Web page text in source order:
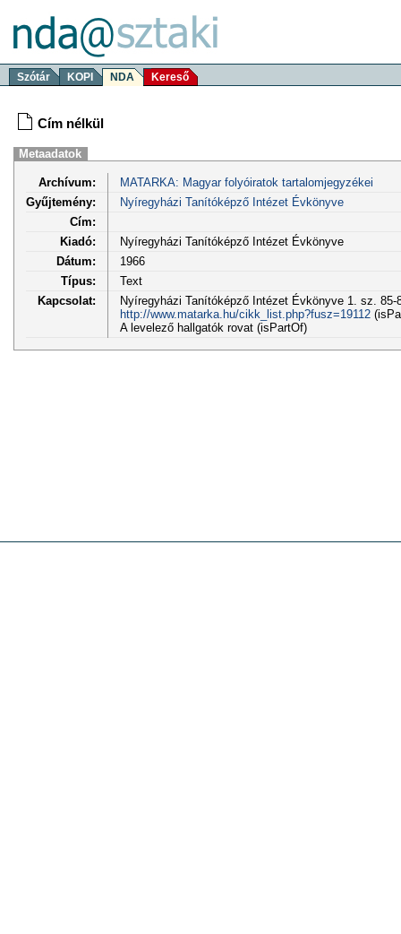
Szótár KOPI NDA Kereső
Cím nélkül
Metaadatok
Archívum:
MATARKA: Magyar folyóiratok tartalomjegyzékei
Gyűjtemény:
Nyíregyházi Tanítóképző Intézet Évkönyve
Cím:
Kiadó:
Nyíregyházi Tanítóképző Intézet Évkönyve
Dátum:
1966
Típus:
Text
Kapcsolat:
Nyíregyházi Tanítóképző Intézet Évkönyve 1. sz. 85-
http://www.matarka.hu/cikk_list.php?fusz=19112
A levelező hallgatók rovat (isPartOf)